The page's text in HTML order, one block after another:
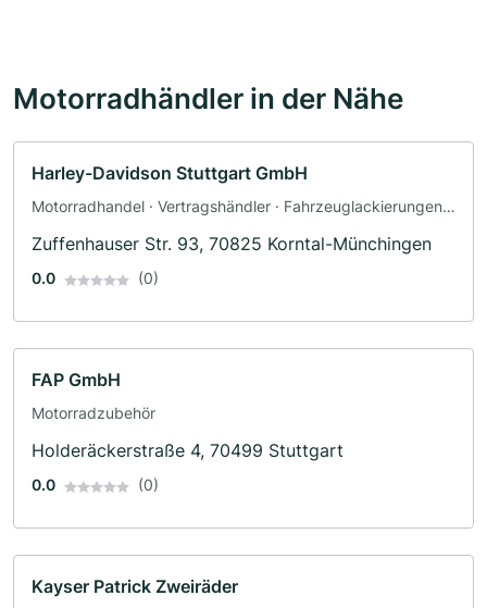
Motorradhändler in der Nähe
Harley-Davidson Stuttgart GmbH
Motorradhandel · Vertragshändler · Fahrzeuglackierungen ·
Motorradzubehör · Bekleidungsgeschäft · Motorradservice
· Gutachter
Zuffenhauser Str. 93, 70825 Korntal-Münchingen
0.0 (0)
FAP GmbH
Motorradzubehör
Holderäckerstraße 4, 70499 Stuttgart
0.0 (0)
Kayser Patrick Zweiräder